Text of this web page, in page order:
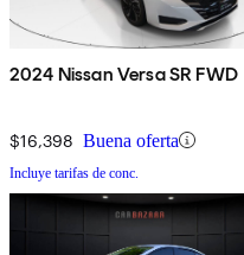
2024 Nissan Versa SR FWD
$16,398 Buena oferta
Incluye tarifas de conc.